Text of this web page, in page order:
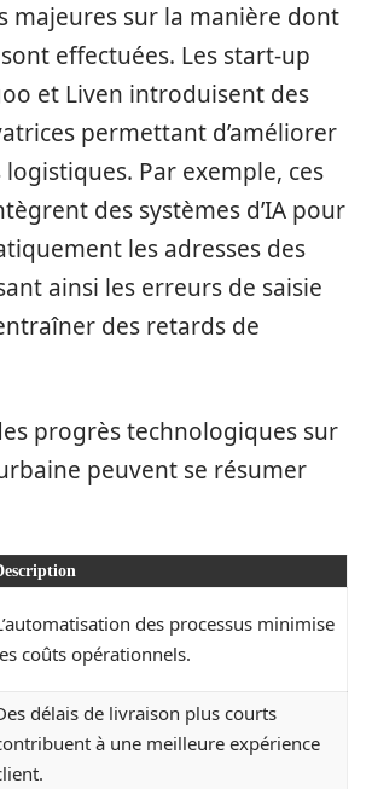
majeures sur la manière dont
effectuées. Les start-up
et Liven introduisent des
permettant d’améliorer
logistiques. Par exemple, ces
des systèmes d’IA pour
les adresses des
ainsi les erreurs de saisie
des retards de
progrès technologiques sur
peuvent se résumer
des processus minimise
coûts opérationnels.
délais de livraison plus courts
à une meilleure expérience